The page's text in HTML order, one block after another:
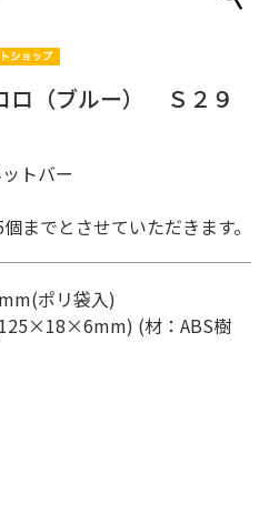
ロ（ブルー） Ｓ２９
トバー
までとさせていただきます。
ポリ袋入)
(材：ABS樹